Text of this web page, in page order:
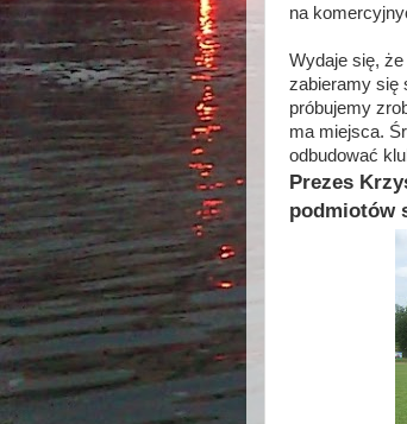
na
Wydaje się,
zabieramy się
próbujemy
ma miejsca.
odbudować
Prezes
podmiotów